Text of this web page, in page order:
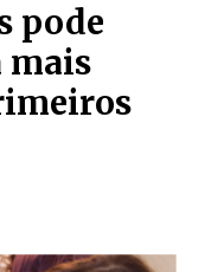
pode
mais